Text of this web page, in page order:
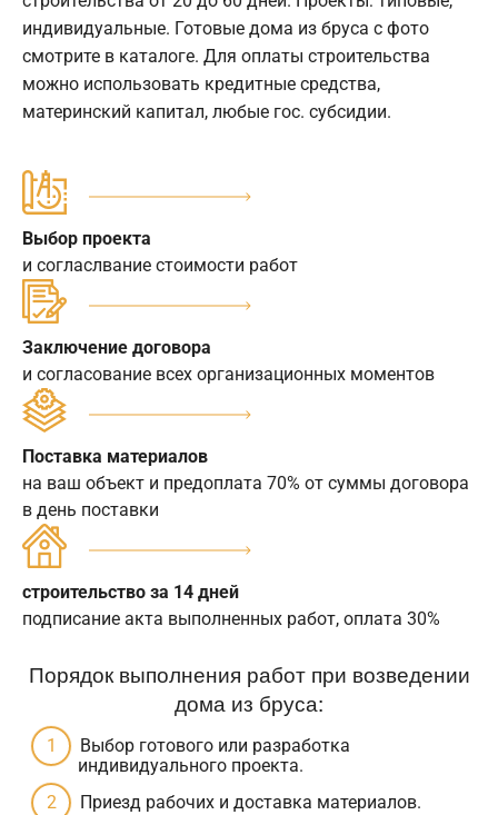
индивидуальные. Готовые дома из бруса с фото
смотрите в каталоге. Для оплаты строительства
можно использовать кредитные средства,
материнский капитал, любые гос. субсидии.
Выбор проекта
и согласлвание стоимости работ
Заключение договора
и согласование всех организационных моментов
Поставка материалов
на ваш объект и предоплата 70% от суммы договора
в день поставки
строительство за 14 дней
подписание акта выполненных работ, оплата 30%
Порядок выполнения работ при возведении
дома из бруса:
Выбор готового или разработка
индивидуального проекта.
Приезд рабочих и доставка материалов.